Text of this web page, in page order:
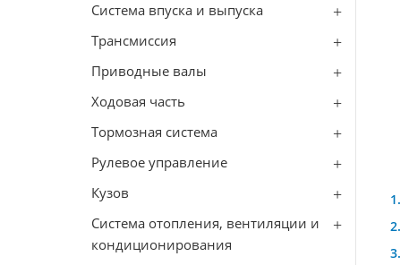
Система впуска и выпуска
Трансмиссия
Приводные валы
Ходовая часть
Тормозная система
Рулевое управление
Кузов
Система отопления, вентиляции и
кондиционирования